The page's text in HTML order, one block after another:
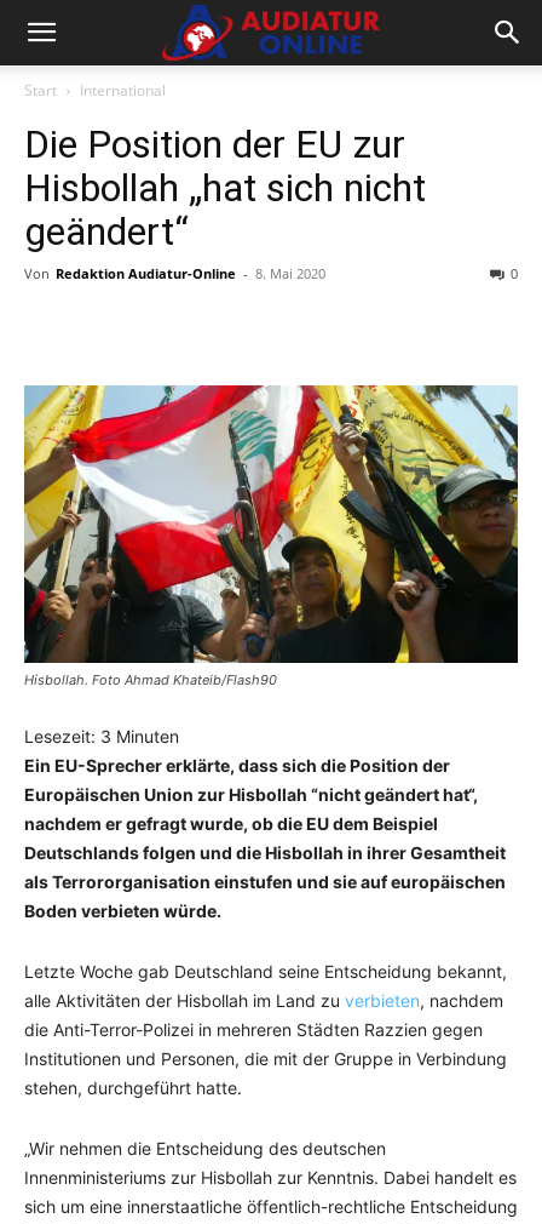
Start International
Die Position der EU zur
Hisbollah „hat sich nicht
geändert“
Von Redaktion Audiatur-Online - 8. Mai 2020 0
Hisbollah. Foto Ahmad Khateib/Flash90
Lesezeit: 3 Minuten
Ein EU-Sprecher erklärte, dass sich die Position der
Europäischen Union zur Hisbollah “nicht geändert hat“,
nachdem er gefragt wurde, ob die EU dem Beispiel
Deutschlands folgen und die Hisbollah in ihrer Gesamtheit
als Terrororganisation einstufen und sie auf europäischen
Boden verbieten würde.
Letzte Woche gab Deutschland seine Entscheidung bekannt,
alle Aktivitäten der Hisbollah im Land zu verbieten, nachdem
die Anti-Terror-Polizei in mehreren Städten Razzien gegen
Institutionen und Personen, die mit der Gruppe in Verbindung
stehen, durchgeführt hatte.
„Wir nehmen die Entscheidung des deutschen
Innenministeriums zur Hisbollah zur Kenntnis. Dabei handelt es
sich um eine innerstaatliche öffentlich-rechtliche Entscheidung